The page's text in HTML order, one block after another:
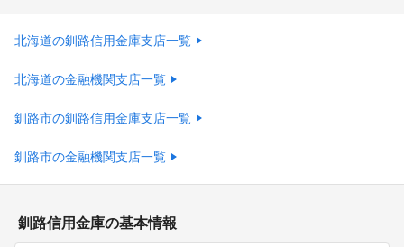
北海道の釧路信用金庫支店一覧
北海道の金融機関支店一覧
釧路市の釧路信用金庫支店一覧
釧路市の金融機関支店一覧
釧路信用金庫の基本情報